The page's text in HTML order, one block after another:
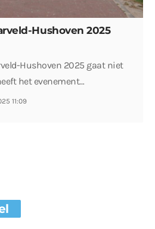
Hushoven 2025
Hushoven 2025 gaat niet
het evenement…
11:09